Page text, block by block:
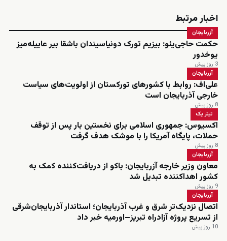
اخبار مرتبط
آزربایجان
حکمت حاجی‌یئو: بیزیم تورک دونیاسیندان باشقا بیر عاییله‌میز
یوخدور
3 روز پیش
آزربایجان
علی‌اف: روابط با کشورهای تورکستان از اولویت‌های سیاست
خارجی آذربایجان است
8 روز پیش
تیتر یک
اکسیوس: جمهوری اسلامی برای نخستین بار پس از توقف
حملات، پایگاه آمریکا را با موشک هدف گرفت
8 روز پیش
آزربایجان
معاون وزیر خارجه آزربایجان: باکو از دریافت‌کننده کمک به
کشور اهداکننده تبدیل شد
9 روز پیش
آزربایجان
اتصال نزدیک‌تر شرق و غرب آذربایجان؛ استاندار آذربایجان‌شرقی
از تسریع پروژه آزادراه تبریز–اورمیه خبر داد
10 روز پیش